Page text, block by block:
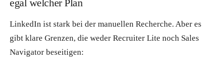
egal welcher Plan
LinkedIn ist stark bei der manuellen Recherche. Aber es
gibt klare Grenzen, die weder Recruiter Lite noch Sales
Navigator beseitigen: